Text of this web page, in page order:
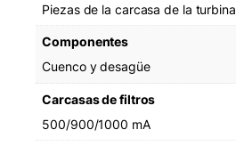
Piezas de la carcasa de la turbina
Componentes
Cuenco y desagüe
Carcasas de filtros
500/900/1000 mA